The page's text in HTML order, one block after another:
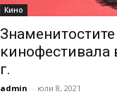
Кино
кинофестивала
г.
admin - юли 8, 2021